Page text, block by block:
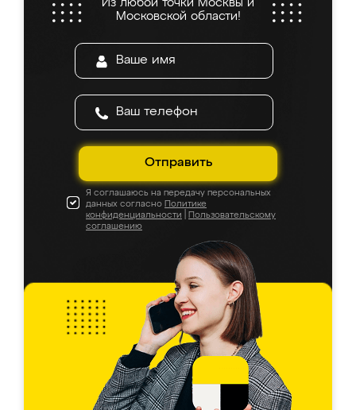
Из любой точки Москвы и
Московской области!
Отправить
Я соглашаюсь на передачу персональных
данных согласно Политике
конфиденциальности
Пользовательскому
соглашению